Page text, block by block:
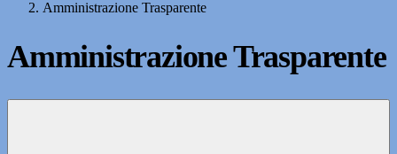
Amministrazione Trasparente
Amministrazione Trasparente